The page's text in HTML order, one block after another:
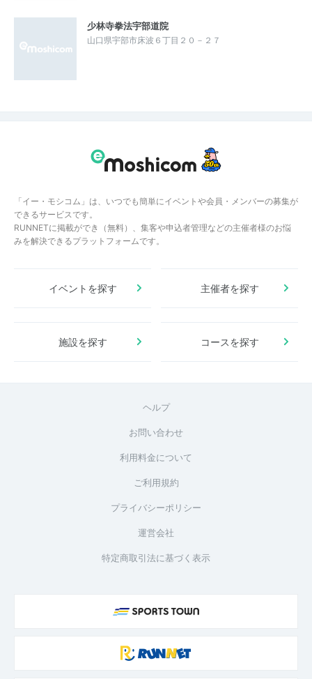
少林寺拳法宇部道院
山口県宇部市床波６丁目２０－２７
「イー・モシコム」は、いつでも簡単にイベントや会員・メンバーの募集が
できるサービスです。
RUNNETに掲載ができ（無料）、集客や申込者管理などの主催者様のお悩
みを解決できるプラットフォームです。
イベントを探す 主催者を探す
施設を探す コースを探す
ヘルプ
お問い合わせ
利用料金について
ご利用規約
プライバシーポリシー
運営会社
特定商取引法に基づく表示